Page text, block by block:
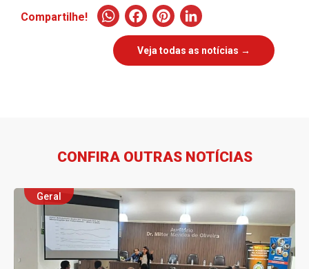
Compartilhe! WhatsApp
Facebook
Pinterest
Veja todas as notícias →
CONFIRA OUTRAS NOTÍCIAS
Geral